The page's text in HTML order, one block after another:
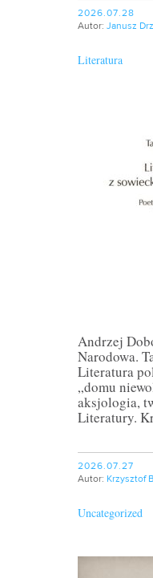
2026.07.28
Autor: Janusz
Literatura
Andrzej
Narodowa.
Literatura
„domu
aksjologia,
Literatury.
2026.07.27
Autor: Krzysztof
Uncategorized